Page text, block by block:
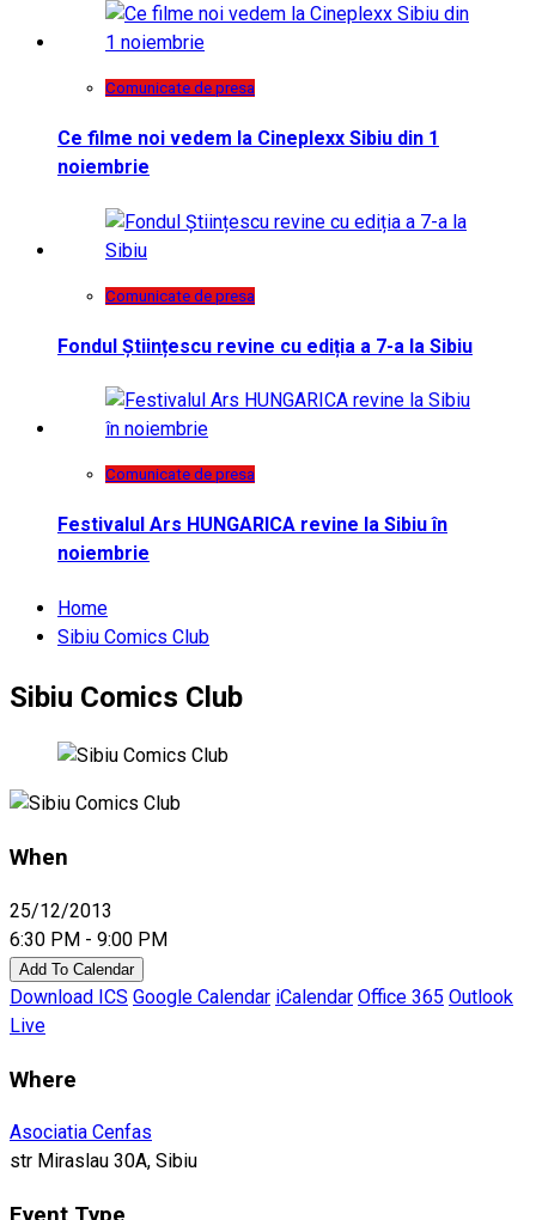
Comunicate de presa
Ce filme noi vedem la Cineplexx Sibiu din 1
noiembrie
Comunicate de presa
Fondul Științescu revine cu ediția a 7-a la Sibiu
Comunicate de presa
Festivalul Ars HUNGARICA revine la Sibiu în
noiembrie
Home
Sibiu Comics Club
Sibiu Comics Club
When
25/12/2013
6:30 PM - 9:00 PM
Add To Calendar
Download ICS Google Calendar iCalendar Office 365 Outlook
Live
Where
Asociatia Cenfas
str Miraslau 30A, Sibiu